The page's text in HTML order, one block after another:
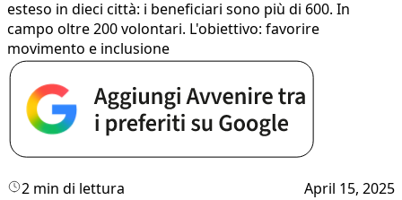
esteso in dieci città: i beneficiari sono più di 600. In
campo oltre 200 volontari. L'obiettivo: favorire
movimento e inclusione
2 min di lettura April 15, 2025